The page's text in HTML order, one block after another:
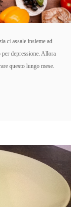
ci assale insieme ad
per depressione. Allora
questo lungo mese.